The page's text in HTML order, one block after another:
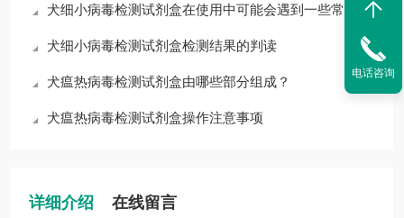
犬细小病毒检测试剂盒在使用中可能会遇到一些常见问题
犬细小病毒检测试剂盒检测结果的判读
犬瘟热病毒检测试剂盒由哪些部分组成？
犬瘟热病毒检测试剂盒操作注意事项
详细介绍 在线留言
电话咨询